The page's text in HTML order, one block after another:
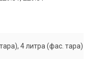
4 литра (фас. тара)